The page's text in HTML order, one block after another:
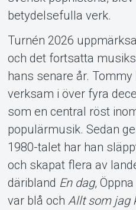
About
betydelsefulla verk.
Turnén 2026
och det fortsatta
hans senare år.
verksam i över fyra
som en central röst
populärmusik. Sedan
1980-talet har han
och skapat flera av
däribland En dag,
var blå och Allt som jag